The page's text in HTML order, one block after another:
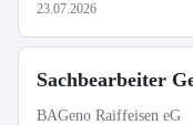
23.07.2026
Sachbearbeiter
BAGeno Raiffeisen eG